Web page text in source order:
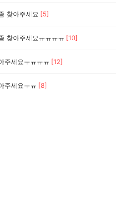
찾아주세요 [5]
찾아주세요ㅠㅠㅠㅠ [10]
주세요ㅠㅠㅠㅠ [12]
주세요ㅠㅠ [8]